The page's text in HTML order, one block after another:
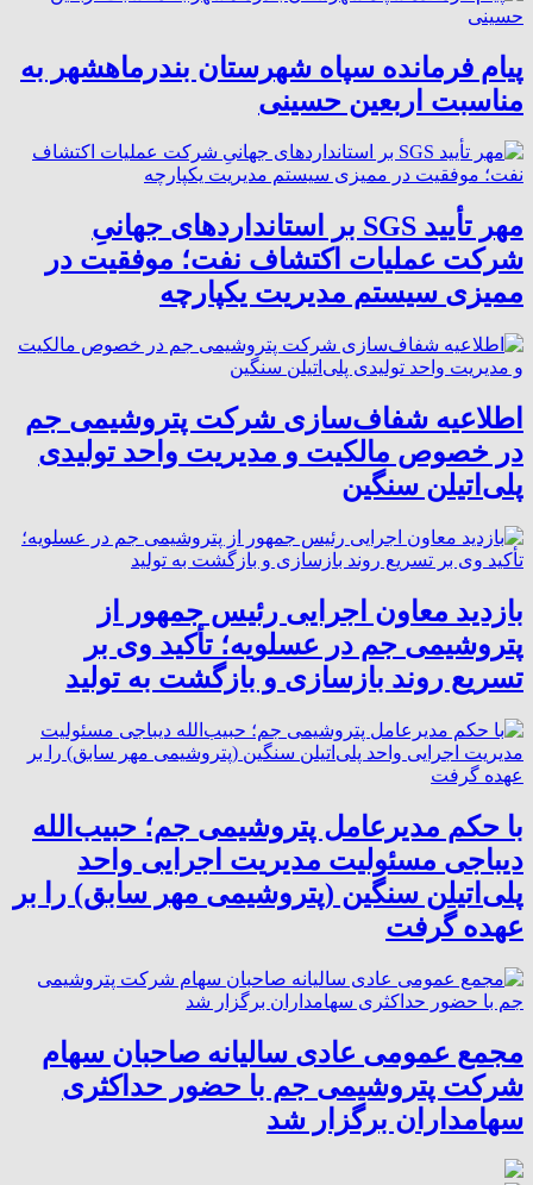
پیام فرمانده سپاه شهرستان بندرماهشهر به
مناسبت اربعین حسینی
مهر تأیید SGS بر استانداردهای جهانیِ
شرکت عملیات اکتشاف نفت؛ موفقیت در
ممیزی سیستم مدیریت یکپارچه
اطلاعیه شفاف‌سازی شرکت پتروشیمی جم
در خصوص مالکیت و مدیریت واحد تولیدی
پلی‌اتیلن سنگین
بازدید معاون اجرایی رئیس جمهور از
پتروشیمی جم در عسلویه؛ تأکید وی بر
تسریع روند بازسازی و بازگشت به تولید
با حکم مدیرعامل پتروشیمی جم؛ حبیب‌الله
دیباجی مسئولیت مدیریت اجرایی واحد
پلی‌اتیلن سنگین (پتروشیمی مهر سابق) را بر
عهده گرفت
مجمع عمومی عادی سالیانه صاحبان سهام
شرکت پتروشیمی جم با حضور حداکثری
سهامداران برگزار شد